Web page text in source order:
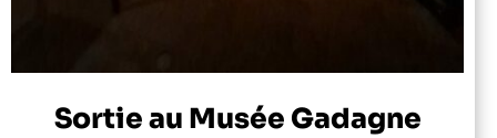
Sortie au Musée Gadagne